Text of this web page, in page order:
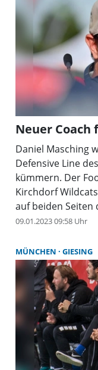
Neuer Coach
Daniel Masching
Defensive Line
kümmern. Der
Kirchdorf
auf beiden Seiten
09.01.2023 09:58 Uhr
MÜNCHEN GIESING